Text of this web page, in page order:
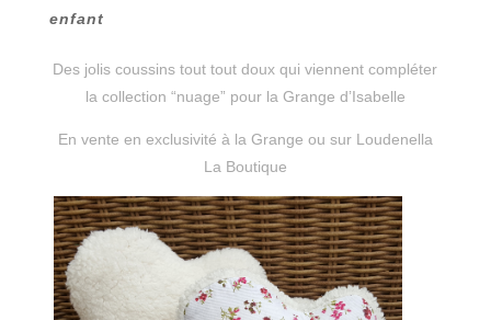
enfant
Des jolis coussins tout tout doux qui viennent compléter
la collection “nuage” pour la Grange d’Isabelle
En vente en exclusivité à la Grange ou sur Loudenella
La Boutique